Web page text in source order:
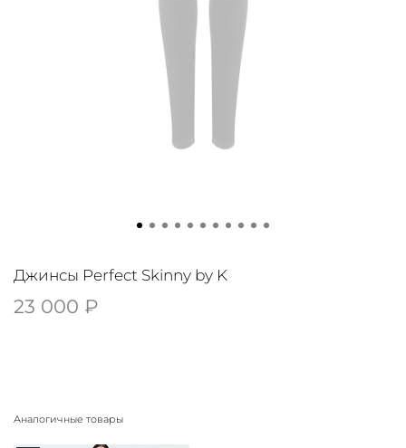
Джинсы Perfect Skinny by K
23 000 ₽
Аналогичные товары